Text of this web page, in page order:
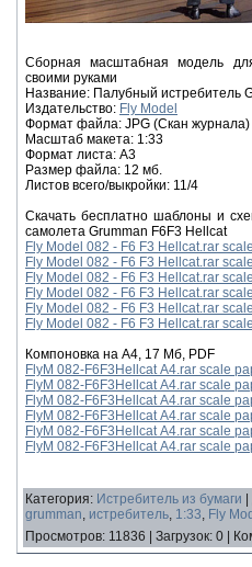
Сборная масштабная модель
своими руками
Название: Палубный истребитель
Издательство: Fly Model
Формат файла: JPG (Скан журнала)
Масштаб макета: 1:33
Формат листа: А3
Размер файла: 12 мб.
Листов всего/выкройки: 11/4
Скачать бесплатно шаблоны и
самолета Grumman F6F3 Hellcat
Fly Model 082 - F6 F3 Hellcat.rar
Fly Model 082 - F6 F3 Hellcat.rar
Fly Model 082 - F6 F3 Hellcat.rar
Fly Model 082 - F6 F3 Hellcat.rar
Fly Model 082 - F6 F3 Hellcat.rar
Fly Model 082 - F6 F3 Hellcat.rar
Компоновка на А4, 17 Мб, PDF
FlyM 082-F6F3Hellcat А4.rar scale
FlyM 082-F6F3Hellcat А4.rar scale
FlyM 082-F6F3Hellcat А4.rar scale
FlyM 082-F6F3Hellcat А4.rar scale
FlyM 082-F6F3Hellcat А4.rar scale
FlyM 082-F6F3Hellcat А4.rar scale
Категория: Истребитель из бумаги
grumman, истребитель, 1:33, Fly
Просмотров: 11836 Загрузок: 0